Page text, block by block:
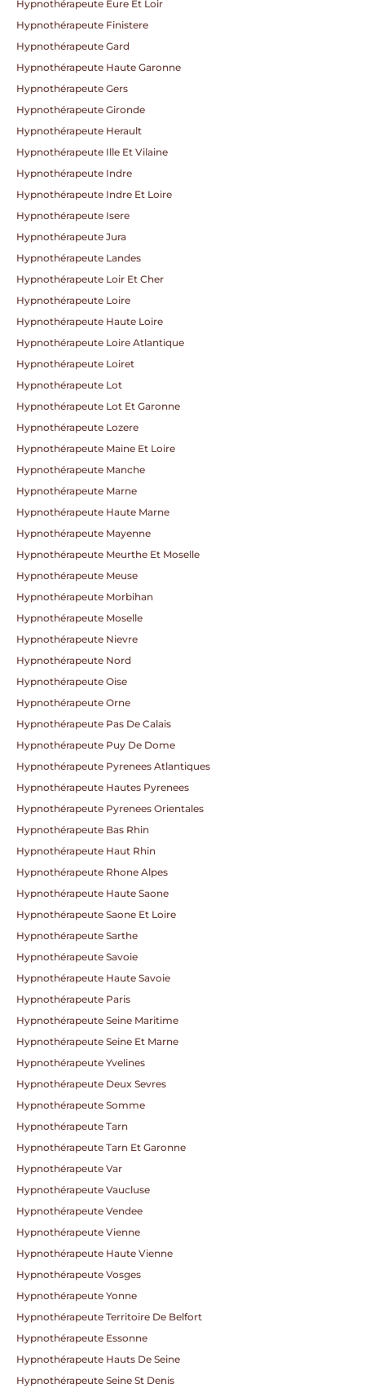
Hypnothérapeute Eure Et Loir
Hypnothérapeute Finistere
Hypnothérapeute Gard
Hypnothérapeute Haute Garonne
Hypnothérapeute Gers
Hypnothérapeute Gironde
Hypnothérapeute Herault
Hypnothérapeute Ille Et Vilaine
Hypnothérapeute Indre
Hypnothérapeute Indre Et Loire
Hypnothérapeute Isere
Hypnothérapeute Jura
Hypnothérapeute Landes
Hypnothérapeute Loir Et Cher
Hypnothérapeute Loire
Hypnothérapeute Haute Loire
Hypnothérapeute Loire Atlantique
Hypnothérapeute Loiret
Hypnothérapeute Lot
Hypnothérapeute Lot Et Garonne
Hypnothérapeute Lozere
Hypnothérapeute Maine Et Loire
Hypnothérapeute Manche
Hypnothérapeute Marne
Hypnothérapeute Haute Marne
Hypnothérapeute Mayenne
Hypnothérapeute Meurthe Et Moselle
Hypnothérapeute Meuse
Hypnothérapeute Morbihan
Hypnothérapeute Moselle
Hypnothérapeute Nievre
Hypnothérapeute Nord
Hypnothérapeute Oise
Hypnothérapeute Orne
Hypnothérapeute Pas De Calais
Hypnothérapeute Puy De Dome
Hypnothérapeute Pyrenees Atlantiques
Hypnothérapeute Hautes Pyrenees
Hypnothérapeute Pyrenees Orientales
Hypnothérapeute Bas Rhin
Hypnothérapeute Haut Rhin
Hypnothérapeute Rhone Alpes
Hypnothérapeute Haute Saone
Hypnothérapeute Saone Et Loire
Hypnothérapeute Sarthe
Hypnothérapeute Savoie
Hypnothérapeute Haute Savoie
Hypnothérapeute Paris
Hypnothérapeute Seine Maritime
Hypnothérapeute Seine Et Marne
Hypnothérapeute Yvelines
Hypnothérapeute Deux Sevres
Hypnothérapeute Somme
Hypnothérapeute Tarn
Hypnothérapeute Tarn Et Garonne
Hypnothérapeute Var
Hypnothérapeute Vaucluse
Hypnothérapeute Vendee
Hypnothérapeute Vienne
Hypnothérapeute Haute Vienne
Hypnothérapeute Vosges
Hypnothérapeute Yonne
Hypnothérapeute Territoire De Belfort
Hypnothérapeute Essonne
Hypnothérapeute Hauts De Seine
Hypnothérapeute Seine St Denis